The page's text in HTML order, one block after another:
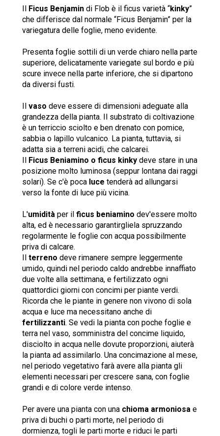
Il Ficus Benjamin di Flob è il ficus varietà “kinky”
che differisce dal normale “Ficus Benjamin” per la
variegatura delle foglie, meno evidente.
Presenta foglie sottili di un verde chiaro nella parte
superiore, delicatamente variegate sul bordo e più
scure invece nella parte inferiore, che si dipartono
da diversi fusti.
Il vaso deve essere di dimensioni adeguate alla
grandezza della pianta. Il substrato di coltivazione
è un terriccio sciolto e ben drenato con pomice,
sabbia o lapillo vulcanico. La pianta, tuttavia, si
adatta sia a terreni acidi, che calcarei.
Il Ficus Beniamino o ficus kinky deve stare in una
posizione molto luminosa (seppur lontana dai raggi
solari). Se c'è poca luce tenderà ad allungarsi
verso la fonte di luce più vicina.
L'umidità per il ficus beniamino dev'essere molto
alta, ed è necessario garantirgliela spruzzando
regolarmente le foglie con acqua possibilmente
priva di calcare.
Il terreno deve rimanere sempre leggermente
umido, quindi nel periodo caldo andrebbe innaffiato
due volte alla settimana, e fertilizzato ogni
quattordici giorni con concimi per piante verdi.
Ricorda che le piante in genere non vivono di sola
acqua e luce ma necessitano anche di
fertilizzanti. Se vedi la pianta con poche foglie e
terra nel vaso, somministra del concime liquido,
disciolto in acqua nelle dovute proporzioni, aiuterà
la pianta ad assimilarlo. Una concimazione al mese,
nel periodo vegetativo farà avere alla pianta gli
elementi necessari per crescere sana, con foglie
grandi e di colore verde intenso.
Per avere una pianta con una chioma armoniosa e
priva di buchi o parti morte, nel periodo di
dormienza, togli le parti morte e riduci le parti